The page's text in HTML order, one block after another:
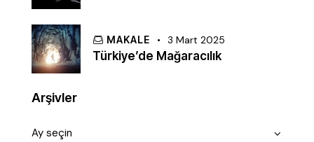
MAKALE 3 Mart 2025
Türkiye’de Mağaracılık
Arşivler